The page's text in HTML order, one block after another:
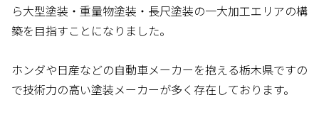
ら大型塗装・重量物塗装・長尺塗装の一大加工エリアの構
築を目指すことになりました。
ホンダや日産などの自動車メーカーを抱える栃木県ですの
で技術力の高い塗装メーカーが多く存在しております。